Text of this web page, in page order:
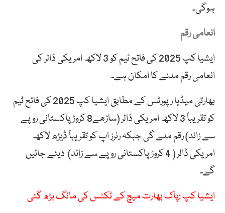
ہوگی۔
انعامی رقم
ایشیا کپ 2025 کی فاتح ٹیم کو 3 لاکھ امریکی ڈالر کی
انعامی رقم ملنے کا امکان ہے۔
بھارتی میڈیا رپورٹس کے مطابق ایشیا کپ 2025 کی فاتح ٹیم
کو تقریباً 3 لاکھ امریکی ڈالر (ساڑھے8 کروڑ پاکستانی روپے
سے زائد) رقم ملے گی جبکہ رنرز اپ کو تقریباً ڈیڑھ لاکھ
امریکی ڈالر ( 4 کروڑ پاکستانی روپے سے زائد) دیئے جائیں
گے۔
ایشیا کپ :پاک بھارت میچ کے ٹکٹس کی مانگ بڑھ گئی